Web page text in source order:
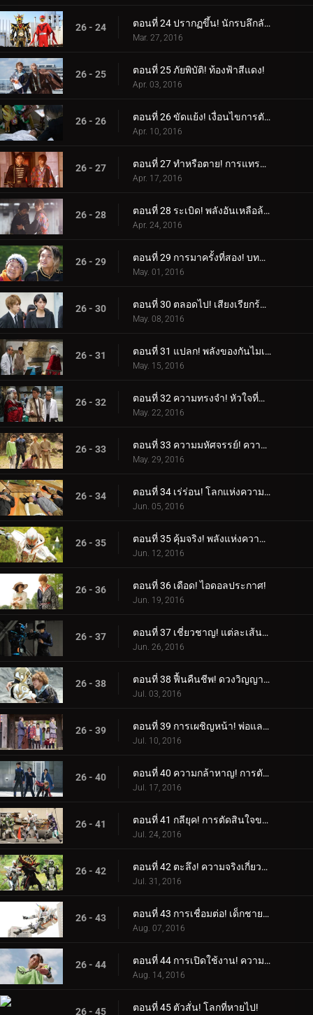
26 - 24 ตอนที่ 24 ปรากฏขึ้น! นักรบลึกลับ!
Mar. 27, 2016
26 - 25 ตอนที่ 25 ภัยพิบัติ! ท้องฟ้าสีแดง!
Apr. 03, 2016
26 - 26 ตอนที่ 26 ขัดแย้ง! เงื่อนไขการตัดสินใจ!
Apr. 10, 2016
26 - 27 ตอนที่ 27 ทำหรือตาย! การแทรกซึมอย่างเด็ดเดี่ยว!
Apr. 17, 2016
26 - 28 ตอนที่ 28 ระเบิด! พลังอันเหลือล้น!
Apr. 24, 2016
26 - 29 ตอนที่ 29 การมาครั้งที่สอง! บททดสอบราชาแห่งการหลบหนี!
May. 01, 2016
26 - 30 ตอนที่ 30 ตลอดไป! เสียงเรียกร้องของหัวใจ!
May. 08, 2016
26 - 31 ตอนที่ 31 แปลก! พลังของกันไมเซอร์!
May. 15, 2016
26 - 32 ตอนที่ 32 ความทรงจำ! หัวใจที่ซ่อนอยู่!
May. 22, 2016
26 - 33 ตอนที่ 33 ความมหัศจรรย์! ความรู้สึกไม่จำกัด!
May. 29, 2016
26 - 34 ตอนที่ 34 เร่ร่อน! โลกแห่งความฝัน!
Jun. 05, 2016
26 - 35 ตอนที่ 35 คุ้มจริง! พลังแห่งความสนุก!
Jun. 12, 2016
26 - 36 ตอนที่ 36 เดือด! ไอดอลประกาศ!
Jun. 19, 2016
26 - 37 ตอนที่ 37 เชี่ยวชาญ! แต่ละเส้นทางของพวกเขา!
Jun. 26, 2016
26 - 38 ตอนที่ 38 ฟื้นคืนชีพ! ดวงวิญญาณแห่งแสงสว่าง!
Jul. 03, 2016
26 - 39 ตอนที่ 39 การเผชิญหน้า! พ่อและลูกสาว!
Jul. 10, 2016
26 - 40 ตอนที่ 40 ความกล้าหาญ! การตัดสินใจอย่างกล้าหาญ!
Jul. 17, 2016
26 - 41 ตอนที่ 41 กลียุค! การตัดสินใจของหัวหน้า!
Jul. 24, 2016
26 - 42 ตอนที่ 42 ตะลึง! ความจริงเกี่ยวกับฤาษี!
Jul. 31, 2016
26 - 43 ตอนที่ 43 การเชื่อมต่อ! เด็กชายอัจฉริยะ!
Aug. 07, 2016
26 - 44 ตอนที่ 44 การเปิดใช้งาน! ความหวาดกลัวของเดเมีย!
Aug. 14, 2016
26 - 45 ตอนที่ 45 ตัวสั่น! โลกที่หายไป!